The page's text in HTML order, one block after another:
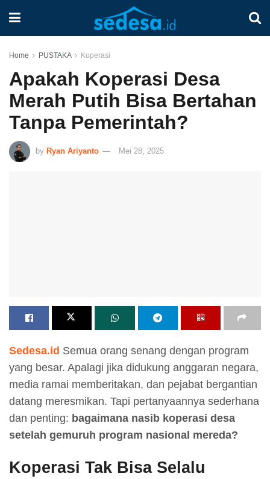
Home PUSTAKA Koperasi
Apakah Koperasi Desa
Merah Putih Bisa Bertahan
Tanpa Pemerintah?
by Ryan Ariyanto Mei 28, 2025
Sedesa.id Semua orang senang dengan program
yang besar. Apalagi jika didukung anggaran negara,
media ramai memberitakan, dan pejabat bergantian
datang meresmikan. Tapi pertanyaannya sederhana
dan penting: bagaimana nasib koperasi desa
setelah gemuruh program nasional mereda?
Koperasi Tak Bisa Selalu